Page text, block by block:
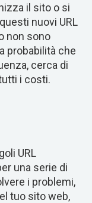
il sito o si
nuovi URL
non sono
probabilità che
cerca di
i costi.
URL
una serie di
i problemi,
tuo sito web,